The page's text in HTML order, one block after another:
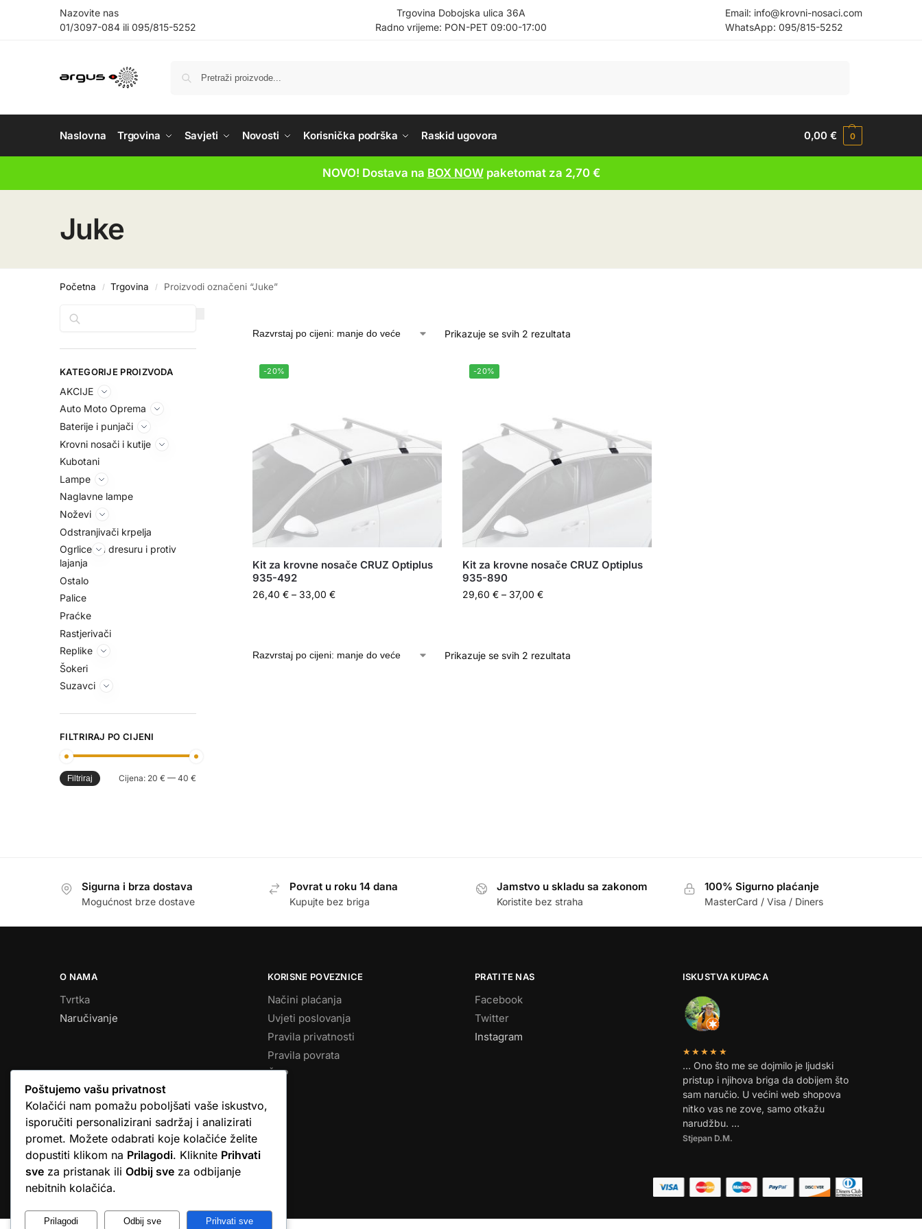
Nazovite nas
01/3097-084 ili 095/815-5252
Trgovina Dobojska ulica 36A
Radno vrijeme: PON-PET 09:00-17:00
Email: info@krovni-nosaci.com
WhatsApp: 095/815-5252
Naslovna Trgovina Savjeti Novosti Korisnička podrška Raskid ugovora 0,00€ 0
NOVO! Dostava na BOX NOWpaketomat za 2,70 €
Juke
Početna / Trgovina / Proizvodi označeni “Juke”
Prikazuje se svih 2 rezultata
-20%
Kit za krovne nosače CRUZ Optiplus
935-492
26,40 € – 33,00 €
-20%
Kit za krovne nosače CRUZ Optiplus
935-890
29,60 € – 37,00 €
Prikazuje se svih 2 rezultata
KATEGORIJE PROIZVODA
AKCIJE
Auto Moto Oprema
Baterije i punjači
Krovni nosači i kutije
Kubotani
Lampe
Naglavne lampe
Noževi
Odstranjivači krpelja
Ogrlice za dresuru i protiv
lajanja
Ostalo
Palice
Praćke
Rastjerivači
Replike
Šokeri
Suzavci
FILTRIRAJ PO CIJENI
Filtriraj Cijena: 20 € — 40 €
Sigurna i brza dostava
Mogućnost brze dostave
Povrat u roku 14 dana
Kupujte bez briga
Jamstvo u skladu sa zakonom
Koristite bez straha
100% Sigurno plaćanje
MasterCard / Visa / Diners
O NAMA
Tvrtka
Naručivanje
KORISNE POVEZNICE
Načini plaćanja
Uvjeti poslovanja
Pravila privatnosti
Pravila povrata
ČPP
PRATITE NAS
Facebook
Twitter
Instagram
ISKUSTVA KUPACA
★★★★★
… Ono što me se dojmilo je ljudski
pristup i njihova briga da dobijem što
sam naručio. U većini web shopova
nitko vas ne zove, samo otkažu
narudžbu. …
Stjepan D.M.
© Argus elektronika d.o.o.
Poštujemo vašu privatnost
Kolačići nam pomažu poboljšati vaše iskustvo,
isporučiti personalizirani sadržaj i analizirati
promet. Možete odabrati koje kolačiće želite
dopustiti klikom na Prilagodi. Kliknite Prihvati
sve za pristanak ili Odbij sve za odbijanje
nebitnih kolačića.
Prilagodi Odbij sve Prihvati sve